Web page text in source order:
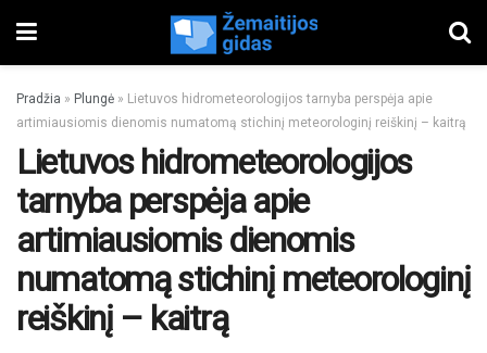
Pradžia » Plungė » Lietuvos hidrometeorologijos tarnyba perspėja apie
artimiausiomis dienomis numatomą stichinį meteorologinį reiškinį – kaitrą
Lietuvos hidrometeorologijos
tarnyba perspėja apie
artimiausiomis dienomis
numatomą stichinį meteorologinį
reiškinį – kaitrą